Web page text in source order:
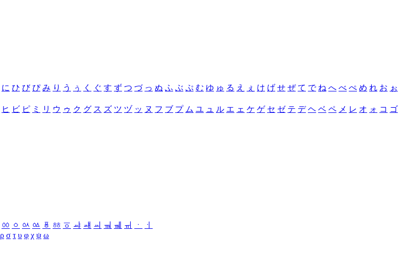
に ひ び ぴ み り う ぅ く ぐ す ず つ づ っ ぬ ふ ぶ ぷ む ゆ ゅ る え ぇ け げ せ ぜ て で ね へ べ ぺ め れ お ぉ
ヒ ビ ピ ミ リ ウ ゥ ク グ ス ズ ツ ヅ ッ ヌ フ ブ プ ム ユ ュ ル エ ェ ケ ゲ セ ゼ テ デ ヘ ベ ペ メ レ オ ォ コ ゴ
ㆀ ㆁ ㆂ ㆃ ㆄ ㆅ ㆆ ㆇ ㆈ ㆉ ㆊ ㆋ ㆌ ㆍ
ㆎ
ρ σ τ υ φ χ ψ ω